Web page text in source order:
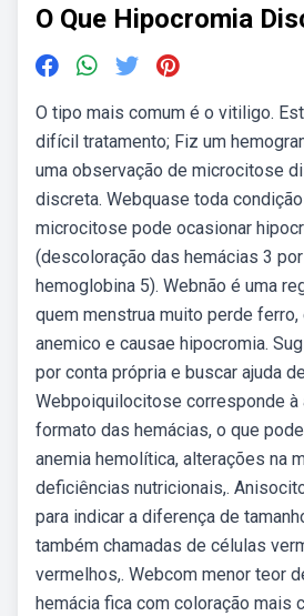
O Que Hipocromia
O tipo mais comum é o vitiligo.
difícil tratamento; Fiz um
uma observação de microcitose
discreta. Webquase toda
microcitose pode ocasionar
(descoloração das hemácias 3
hemoglobina 5). Webnão é uma
quem menstrua muito perde
anemico e causae hipocromia.
por conta própria e buscar ajuda
Webpoiquilocitose corresponde à
formato das hemácias, o que
anemia hemolítica, alterações na
deficiências nutricionais,.
para indicar a diferença de
também chamadas de células
vermelhos,. Webcom menor teor
hemácia fica com coloração mais